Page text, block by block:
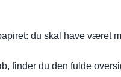
du skal have været
finder du den fulde